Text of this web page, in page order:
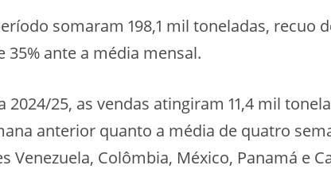
somaram 198,1 mil toneladas, recuo
35% ante a média mensal.
2024/25, as vendas atingiram 11,4 mil
anterior quanto a média de quatro
Venezuela, Colômbia, México, Panamá e